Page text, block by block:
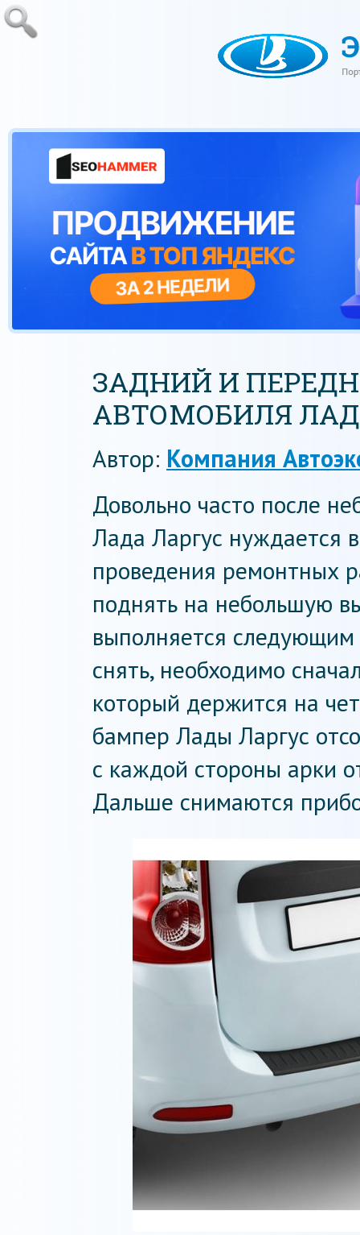
ЗАДНИЙ И
АВТОМОБИЛЯ
Автор: Компания
Довольно часто после
Лада Ларгус нуждается
проведения ремонтных
поднять на небольшую
выполняется
снять, необходимо
который держится на
бампер Лады Ларгус
с каждой стороны арки
Дальше снимаются